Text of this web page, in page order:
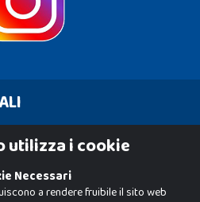
utilizza i cookie
Necessari
a rendere fruibile il sito web